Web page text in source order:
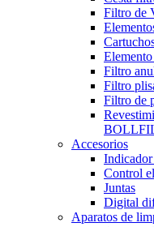
Filtro de
Filtro
Filtro
Filtro de
Accesorios
Control
Juntas
Digital
Aparatos de